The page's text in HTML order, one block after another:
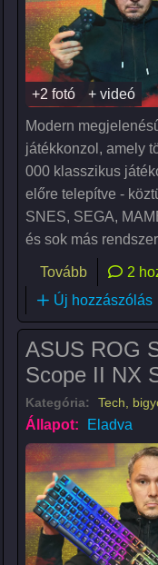
+2 fotó + videó
Modern
játékkonzol, amely
000 klasszikus
előre telepítve -
SNES, SEGA,
és sok más
Tovább(4K Game
2
Új hozzászólás
ASUS ROG
Scope II NX
Kategória: Tech,
Állapot: Eladva